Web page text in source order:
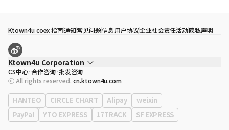
Ktown4u coex 指南通知常见问题信息用户协议企业社会责任活动隐私声明
Ktown4u Corporation
代表
宋効珉
营业执照 120-87-71116
公司地址 首尔特别市 江南区 岭东大路 513号 3楼 （三成洞， coex)
CS中心 合作咨询 批发咨询
ⓒ All rights reserved. cn.ktown4u.com
HANTEO CIRCLE CHART Alipay
weixin
PayPal
YTO EXPRESS 17TRACK SF EXPRESS